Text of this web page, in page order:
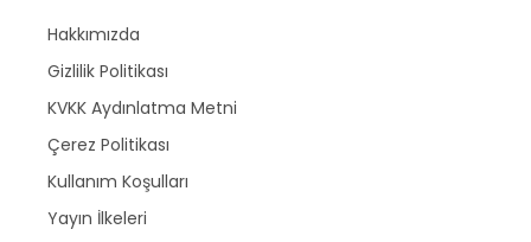
Hakkımızda
Gizlilik Politikası
KVKK Aydınlatma Metni
Çerez Politikası
Kullanım Koşulları
Yayın İlkeleri